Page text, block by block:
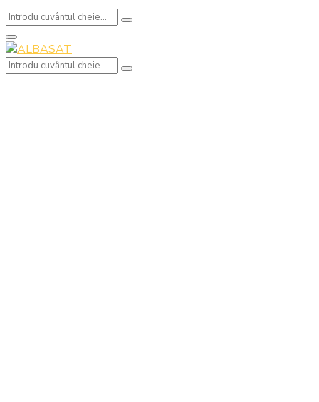
Search
for:
Search
Primary
Menu
Search
Search